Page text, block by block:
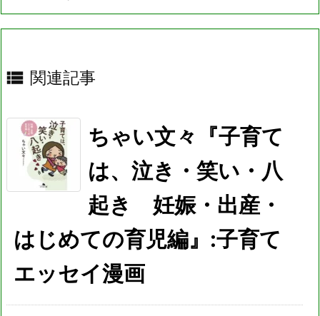
 関連記事
ちゃい文々『子育て
は、泣き・笑い・八
起き 妊娠・出産・
はじめての育児編』:子育て
エッセイ漫画